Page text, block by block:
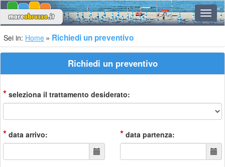
Sei in: Home Richiedi un preventivo
Richiedi un preventivo
* seleziona il trattamento desiderato:
* data arrivo: * data partenza: